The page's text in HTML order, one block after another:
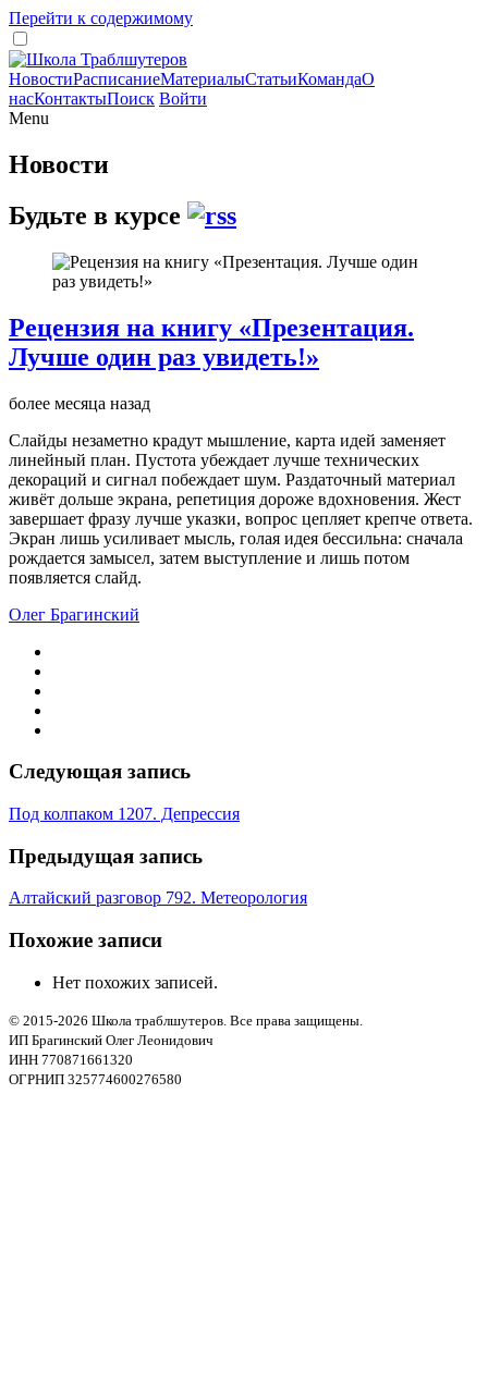
Перейти к содержимому
НовостиРасписаниеМатериалыСтатьиКомандаО
насКонтактыПоиск Войти
Menu
Новости
Будьте в курсе
Рецензия на книгу «Презентация.
Лучше один раз увидеть!»
более месяца назад
Слайды незаметно крадут мышление, карта идей заменяет
линейный план. Пустота убеждает лучше технических
декораций и сигнал побеждает шум. Раздаточный материал
живёт дольше экрана, репетиция дороже вдохновения. Жест
завершает фразу лучше указки, вопрос цепляет крепче ответа.
Экран лишь усиливает мысль, голая идея бессильна: сначала
рождается замысел, затем выступление и лишь потом
появляется слайд.
Олег Брагинский
Следующая запись
Под колпаком 1207. Депрессия
Предыдущая запись
Алтайский разговор 792. Метеорология
Похожие записи
Нет похожих записей.
© 2015-2026 Школа траблшутеров. Все права защищены.
ИП Брагинский Олег Леонидович
ИНН 770871661320
ОГРНИП 325774600276580